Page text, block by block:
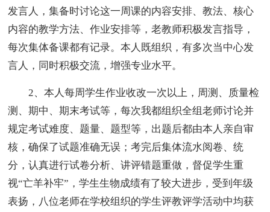
发言人，集备时讨论这一周课的内容安排、教法、核心
内容的教学方法、作业安排等，老教师积极发言指导，
每次集体备课都有记录。本人既组织，有多次当中心发
言人，同时积极交流，增强专业水平。
2、本人每周学生作业收改一次以上，周测、质量检
测、期中、期末考试等，每次我都组织全组老师讨论并
规定考试难度、题量、题型等，出题后都由本人亲自审
核，确保了试题准确无误；考完后集体流水阅卷、统
分，认真进行试卷分析、讲评错题重做，督促学生重
视“亡羊补牢”，学生生物成绩有了较大进步，受到年级
表扬，八位老师在学校组织的学生评教评学活动中均获